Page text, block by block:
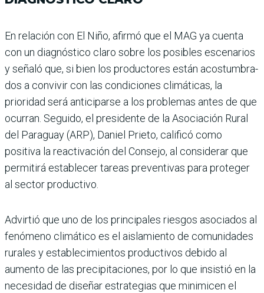
En relación con El Niño, afirmó que el MAG ya cuenta
con un diagnóstico claro sobre los posibles escenarios
y señaló que, si bien los pro­ductores están acostumbra­
dos a convivir con las condi­ciones climáticas, la
prioridad será anticiparse a los proble­mas antes de que
ocurran. Seguido, el presidente de la Asociación Rural
del Para­guay (ARP), Daniel Prieto, calificó como
positiva la reac­tivación del Consejo, al consi­derar que
permitirá estable­cer tareas preventivas para proteger
al sector productivo.
Advirtió que uno de los principales riesgos asocia­dos al
fenómeno climático es el aislamiento de comu­nidades
rurales y estableci­mientos productivos debido al
aumento de las precipita­ciones, por lo que insistió en la
necesidad de diseñar estrategias que minimicen el